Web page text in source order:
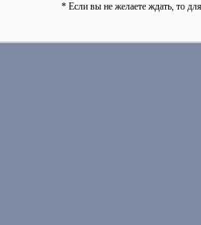
* Если вы не желаете ждать, то